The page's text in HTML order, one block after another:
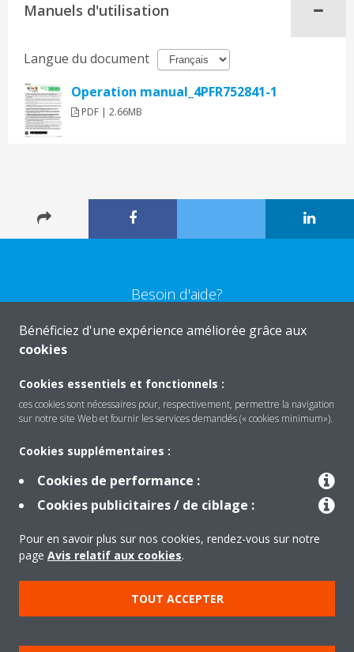
Manuels d'utilisation
Langue du document
Operation manual_4PFR752841-1
PDF | 2.66MB
Besoin d'aide?
CONTACTEZ-NOUS
Solutions
À propos de Daikin
Copyright © Daikin
Mentions légales
Avis relatif aux cookies
Bénéficiez d'une expérience améliorée grâce aux
cookies
Cookies essentiels et fonctionnels :
ces cookies sont nécessaires pour, respectivement, permettre la navigation
sur notre site Web et fournir les services demandés (« cookies minimum»).
Cookies supplémentaires :
Cookies de performance :
Cookies publicitaires / de ciblage :
Pour en savoir plus sur nos cookies, rendez-vous sur notre
page Avis relatif aux cookies.
TOUT ACCEPTER